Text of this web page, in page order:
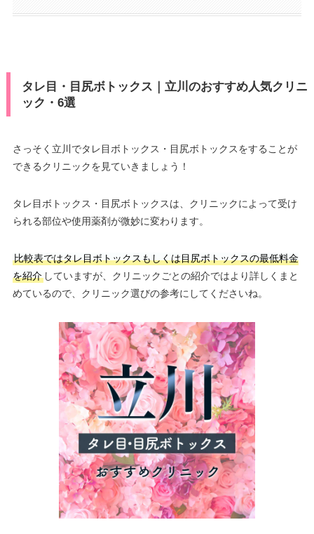
タレ目・目尻ボトックス｜立川のおすすめ人気クリニ
ック・6選
さっそく立川でタレ目ボトックス・目尻ボトックスをすることが
できるクリニックを見ていきましょう！
タレ目ボトックス・目尻ボトックスは、クリニックによって受け
られる部位や使用薬剤が微妙に変わります。
比較表ではタレ目ボトックスもしくは目尻ボトックスの最低料金
を紹介していますが、クリニックごとの紹介ではより詳しくまと
めているので、クリニック選びの参考にしてくださいね。